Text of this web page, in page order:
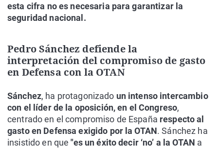
esta cifra no es necesaria para garantizar la
seguridad nacional.
Pedro Sánchez defiende la
interpretación del compromiso de gasto
en Defensa con la OTAN
Sánchez, ha protagonizado un intenso intercambio
con el líder de la oposición, en el Congreso,
centrado en el compromiso de España respecto al
gasto en Defensa exigido por la OTAN. Sánchez ha
insistido en que"es un éxito decir ‘no’ a la OTAN a